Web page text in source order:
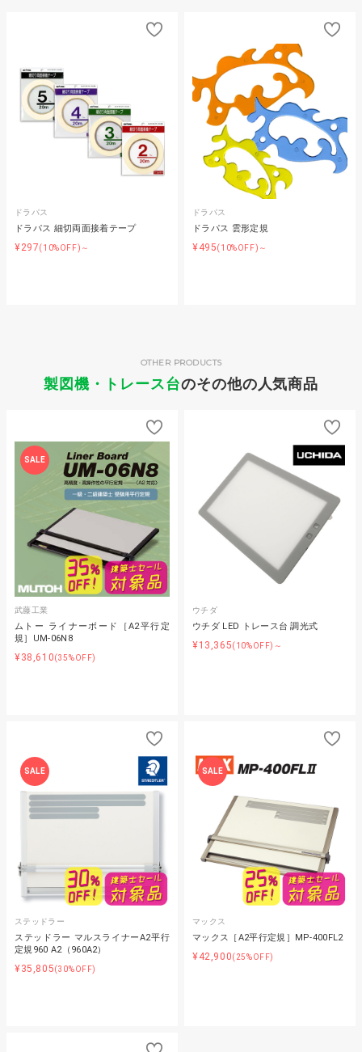
ドラパス
ドラパス 細切両面接着テープ
¥297(10%OFF)～
ドラパス
ドラパス 雲形定規
¥495(10%OFF)～
製図機・トレース台のその他の人気商品
OTHER PRODUCTS
SALE
武藤工業
ムトー ライナーボード［A2平行定
規］UM-06N8
¥38,610(35%OFF)
ウチダ
ウチダ LED トレース台 調光式
¥13,365(10%OFF)～
SALE
ステッドラー
ステッドラー マルスライナーA2平行
定規960 A2（960A2）
¥35,805(30%OFF)
SALE
マックス
マックス［A2平行定規］MP-400FL2
¥42,900(25%OFF)